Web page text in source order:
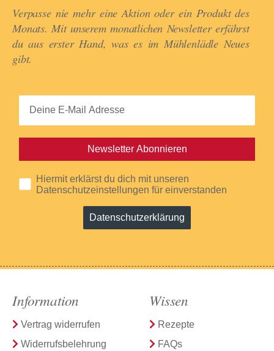
Verpasse nie mehr eine Aktion oder ein Produkt des
Monats. Mit unserem monatlichen Newsletter erfährst
du aus erster Hand, was es im Mühlenlädle Neues
gibt.​
Newsletter Abonnieren
Hiermit erklärst du dich mit unseren
Datenschutzeinstellungen für einverstanden
Datenschutzerklärung
Information
Vertrag widerrufen
Widerrufsbelehrung
Wissen
Rezepte
FAQs